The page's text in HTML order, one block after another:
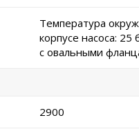
Температура
корпусе насоса:
с овальными
2900